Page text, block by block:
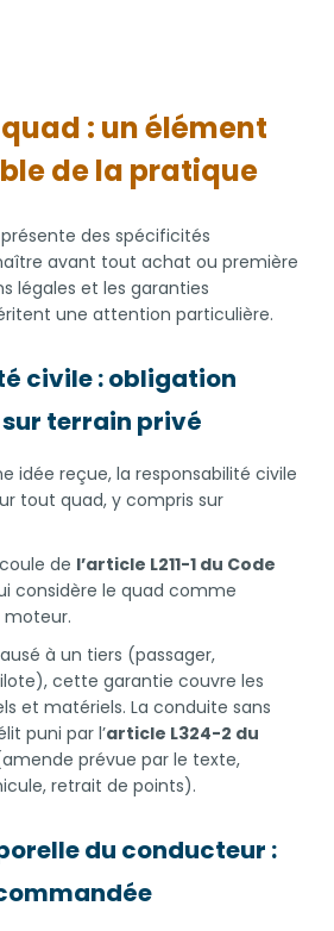
: un élément
de la pratique
présente des spécificités
avant tout achat ou première
légales et les garanties
une attention particulière.
civile : obligation
terrain privé
idée reçue, la responsabilité civile
tout quad, y compris sur
de l’article L211-1 du Code
considère le quad comme
moteur.
à un tiers (passager,
cette garantie couvre les
et matériels. La conduite sans
puni par l’article L324-2 du
prévue par le texte,
retrait de points).
du conducteur :